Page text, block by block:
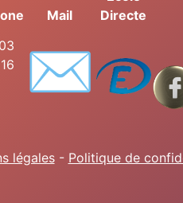
Mail
Directe
✉️
légales- Politique de